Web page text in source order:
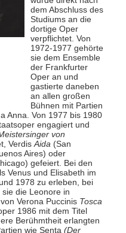
dem Abschluss des
Studiums an die
dortige Oper
verpflichtet. Von
1972-1977 gehörte
sie dem Ensemble
der Frankfurter
Oper an und
gastierte daneben
an allen großen
Bühnen mit Partien
Anna. Von 1977 bis 1980
engagiert und
von
Verdis Aida (San
Aires) oder
gefeiert. Bei den
Venus und Elisabeth im
1978 zu erleben, bei
die Leonore in
Verona Puccinis Tosca
1986 mit dem Titel
Berühmtheit erlangten
wie Senta (Der